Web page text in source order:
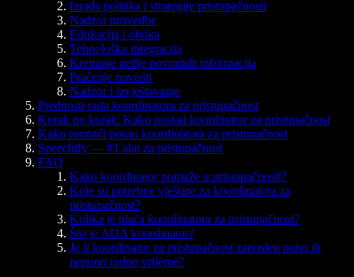
Izrada politika i strategije pristupačnosti
Nadzor provedbe
Edukacija i obuka
Tehnološka integracija
Kreiranje petlje povratnih informacija
Praćenje novosti
Nadzor i izvještavanje
Prednosti rada koordinatora za pristupačnost
Korak po korak: Kako postati koordinator za pristupačnost
Kako pronaći posao koordinatora za pristupačnost
Speechify — #1 alat za pristupačnost
FAQ
Kako koordinator pomaže u pristupačnosti?
Koje su potrebne vještine za koordinatora za
pristupačnost?
Kolika je plaća koordinatora za pristupačnost?
Što je ADA koordinator?
Je li koordinator za pristupačnost zaposlen puno ili
nepuno radno vrijeme?